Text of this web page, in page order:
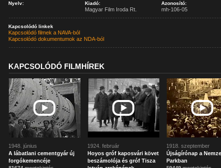
Nyelv: Kiadó:
Magyar Film Iroda Rt.
Azonosító:
mh-106-05
Kapcsolódó linkek
Kapcsolódó filmek a NAVA-ból
Kapcsolódó dokumentumok az NDA-ból
KAPCSOLÓDÓ FILMHÍREK
1948. június
A lábatlani cementgyár új
forgókemencéje
1924. február
Hoyos gróf kaposvári követ
beszámolója és gróf Tisza
1918. szeptember
Újságírónap a
Parkban